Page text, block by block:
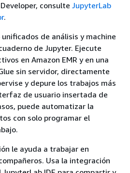
consulte JupyterLab
.
de análisis y machine
de Jupyter. Ejecute
en Amazon EMR y en una
sin servidor, directamente
y depure los trabajos más
de usuario insertada de
puede automatizar la
con solo programar el
le ayuda a trabajar en
Usa la integración